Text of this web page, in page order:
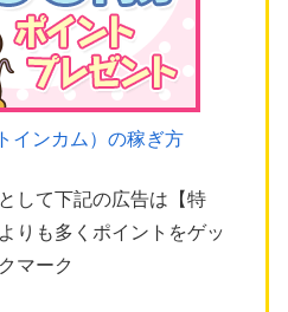
インカム）の稼ぎ方
して下記の広告は【特
りも多くポイントをゲッ
マーク